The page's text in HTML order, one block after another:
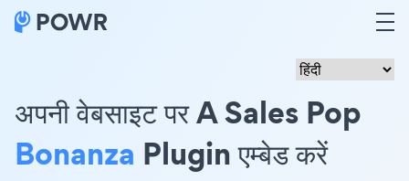
अपनी वेबसाइट पर A Sales Pop
Bonanza Plugin एम्बेड करें